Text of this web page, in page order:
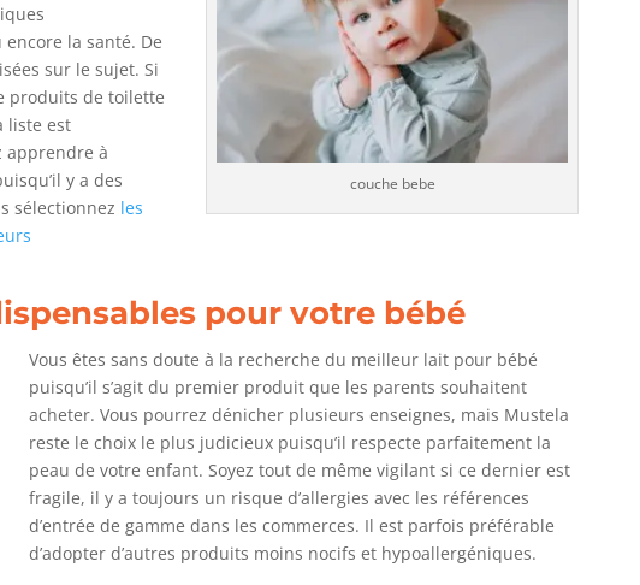
couche bebe
la santé. De
sur le sujet. Si
produits de toilette
liste est
apprendre à
y a des
sélectionnez les
pour votre bébé
Vous êtes sans doute à la recherche du meilleur lait pour bébé
puisqu’il s’agit du premier produit que les parents souhaitent
acheter. Vous pourrez dénicher plusieurs enseignes, mais Mustela
reste le choix le plus judicieux puisqu’il respecte parfaitement la
peau de votre enfant. Soyez tout de même vigilant si ce dernier est
fragile, il y a toujours un risque d’allergies avec les références
d’entrée de gamme dans les commerces. Il est parfois préférable
d’adopter d’autres produits moins nocifs et hypoallergéniques.